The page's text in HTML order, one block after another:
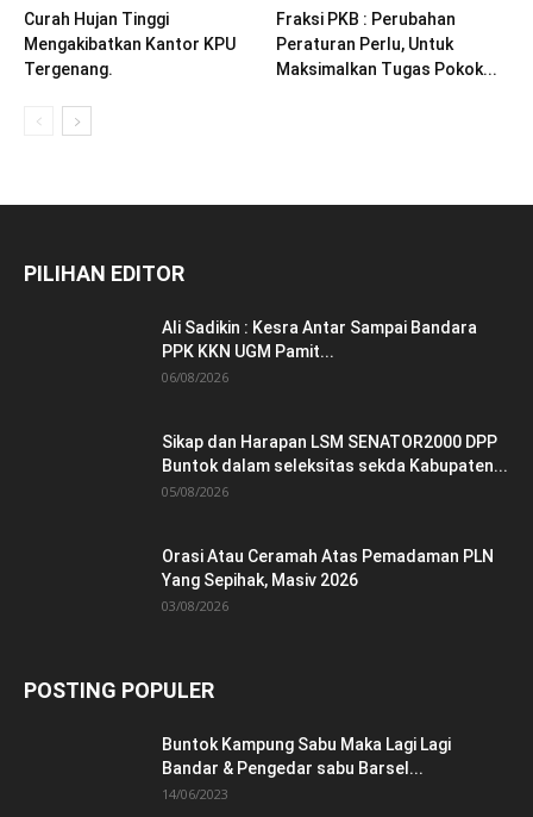
Curah Hujan Tinggi
Mengakibatkan Kantor KPU
Tergenang.
Fraksi PKB : Perubahan
Peraturan Perlu, Untuk
Maksimalkan Tugas Pokok...
PILIHAN EDITOR
Ali Sadikin : Kesra Antar Sampai Bandara
PPK KKN UGM Pamit...
06/08/2026
Sikap dan Harapan LSM SENATOR2000 DPP
Buntok dalam seleksitas sekda Kabupaten...
05/08/2026
Orasi Atau Ceramah Atas Pemadaman PLN
Yang Sepihak, Masiv 2026
03/08/2026
POSTING POPULER
Buntok Kampung Sabu Maka Lagi Lagi
Bandar & Pengedar sabu Barsel...
14/06/2023